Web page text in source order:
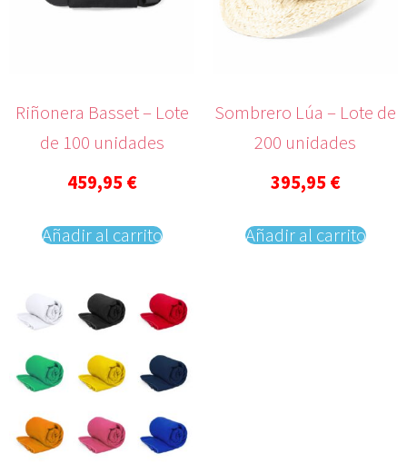
Riñonera Basset – Lote
de 100 unidades
459,95 €
Añadir al carrito
Sombrero Lúa – Lote de
200 unidades
395,95 €
Añadir al carrito